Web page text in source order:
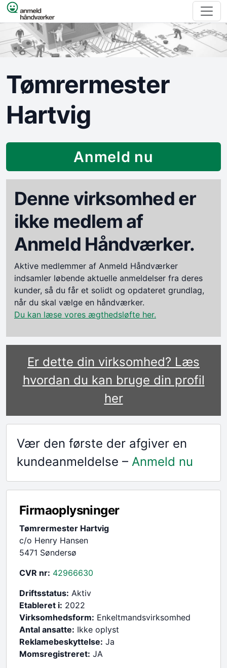
Spring til indhold
Tømrermester
Hartvig
Anmeld nu
Denne virksomhed er
ikke medlem af
Anmeld Håndværker.
Aktive medlemmer af Anmeld Håndværker
indsamler løbende aktuelle anmeldelser fra deres
kunder, så du får et solidt og opdateret grundlag,
når du skal vælge en håndværker.
Du kan læse vores ægthedsløfte her.
Er dette din virksomhed? Læs
hvordan du kan bruge din profil
her
Vær den første der afgiver en
kundeanmeldelse – Anmeld nu
Firmaoplysninger
Tømrermester Hartvig
c/o Henry Hansen
5471 Søndersø
CVR nr: 42966630
Driftsstatus: Aktiv
Etableret i: 2022
Virksomhedsform: Enkeltmandsvirksomhed
Antal ansatte: Ikke oplyst
Reklamebeskyttelse: Ja
Momsregistreret: JA